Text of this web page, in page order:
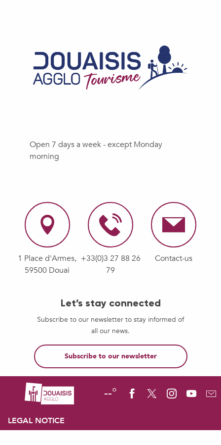
Open 7 days a week - except Monday
morning
1 Place d'Armes,
59500 Douai
+33(0)3 27 88 26
79
Contact-us
Let’s stay connected
Subscribe to our newsletter to stay informed of
all our news.
Subscribe to our newsletter
--°
LEGAL NOTICE